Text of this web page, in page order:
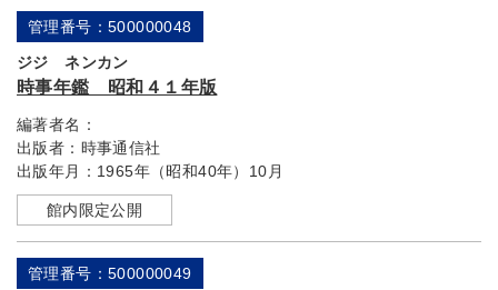
管理番号：500000048
ジジ ネンカン
時事年鑑 昭和４１年版
編著者名：
出版者： 時事通信社
出版年月： 1965年（昭和40年）10月
館内限定公開
管理番号：500000049